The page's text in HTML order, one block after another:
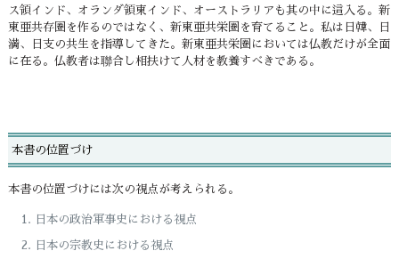
ス領インド、オランダ領東インド、オーストラリアも其の中に這入る。新
東亜共存圏を作るのではなく、新東亜共栄圏を育てること。私は日韓、日
満、日支の共生を指導してきた。新東亜共栄圏においては仏教だけが全面
に在る。仏教者は聯合し相扶けて人材を教養すべきである。
本書の位置づけ
本書の位置づけには次の視点が考えられる。
日本の政治軍事史における視点
日本の宗教史における視点